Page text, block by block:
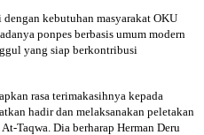
kebutuhan masyarakat OKU
ponpes berbasis umum modern
yang siap berkontribusi
rasa terimakasihnya kepada
hadir dan melaksanakan peletakan
Taqwa. Dia berharap Herman Deru